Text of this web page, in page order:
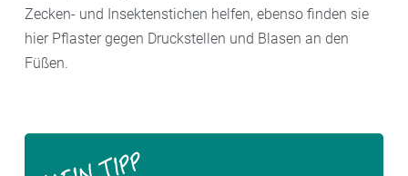
Zecken- und Insektenstichen helfen, ebenso finden sie
hier Pflaster gegen Druckstellen und Blasen an den
Füßen.